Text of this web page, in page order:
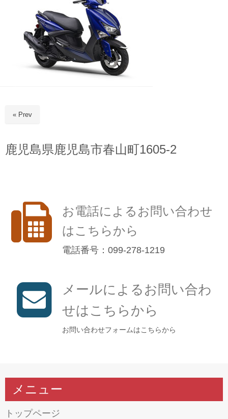
« Prev
鹿児島県鹿児島市春山町1605-2
お電話によるお問い合わせ
はこちらから
電話番号：099-278-1219
メールによるお問い合わ
せはこちらから
お問い合わせフォームはこちらから
メニュー
トップページ